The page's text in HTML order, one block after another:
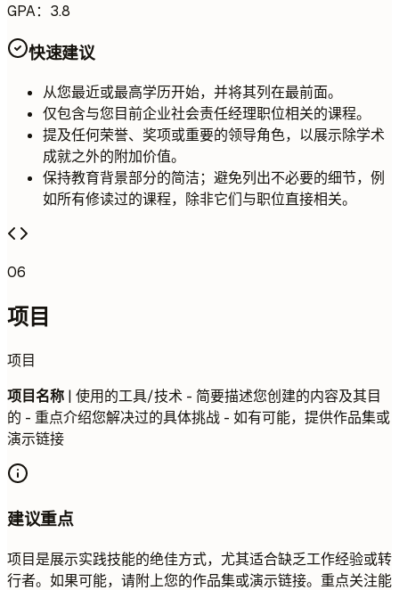
GPA：3.8
快速建议
从您最近或最高学历开始，并将其列在最前面。
仅包含与您目前企业社会责任经理职位相关的课程。
提及任何荣誉、奖项或重要的领导角色，以展示除学术
成就之外的附加价值。
保持教育背景部分的简洁；避免列出不必要的细节，例
如所有修读过的课程，除非它们与职位直接相关。
06
项目
项目
项目名称 | 使用的工具/技术 - 简要描述您创建的内容及其目
的 - 重点介绍您解决过的具体挑战 - 如有可能，提供作品集或
演示链接
建议重点
项目是展示实践技能的绝佳方式，尤其适合缺乏工作经验或转
行者。如果可能，请附上您的作品集或演示链接。重点关注能